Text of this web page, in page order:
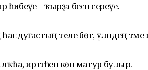
һибеүе – ҡырҙа бесән сереүе.
теле бөтә, үләндең тәме
иртәгәһенә көн матур булыр.